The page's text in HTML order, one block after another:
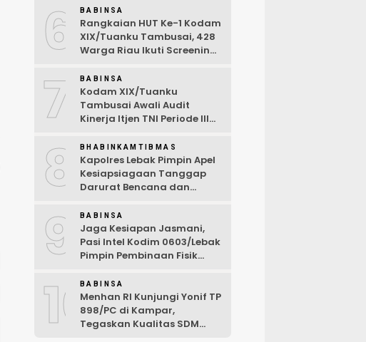
6 BABINSA
Rangkaian HUT Ke-1 Kodam
XIX/Tuanku Tambusai, 428
Warga Riau Ikuti Screening
7 BABINSA
Kodam XIX/Tuanku
Tambusai Awali Audit
Kinerja Itjen TNI Periode III
8 BHABINKAMTIBMAS
Kapolres Lebak Pimpin Apel
Kesiapsiagaan Tanggap
Darurat Bencana dan
9 BABINSA
Jaga Kesiapan Jasmani,
Pasi Intel Kodim 0603/Lebak
Pimpin Pembinaan Fisik
10BABINSA
Menhan RI Kunjungi Yonif TP
898/PC di Kampar,
Tegaskan Kualitas SDM